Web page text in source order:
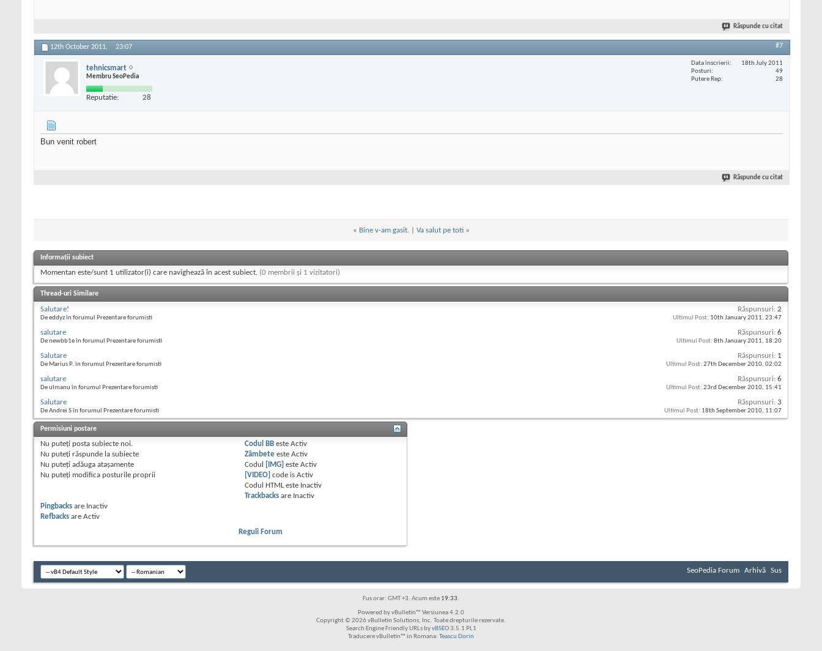
Răspunde cu citat
12th October 2011, 23:07 #7
tehnicsmart
Membru SeoPedia
Reputatie: 28
Data înscrierii
18th July 2011
Posturi
49
Putere Rep
28
Bun venit robert
Răspunde cu citat
« Bine v-am gasit.| Va salut pe toti »
Informații subiect
Momentan este/sunt 1 utilizator(i) care navighează în acest subiect. (0 membrii și 1 vizitatori)
Thread-uri Similare
Salutare!
De eddyz în forumul Prezentare forumisti
Răspunsuri: 2
Ultimul Post: 10th January 2011, 23:47
salutare
De newbb1e în forumul Prezentare forumisti
Răspunsuri: 6
Ultimul Post: 8th January 2011, 18:20
Salutare
De Marius P. în forumul Prezentare forumisti
Răspunsuri: 1
Ultimul Post: 27th December 2010, 02:02
salutare
De ulmanu în forumul Prezentare forumisti
Răspunsuri: 6
Ultimul Post: 23rd December 2010, 15:41
Salutare
De Andrei S în forumul Prezentare forumisti
Răspunsuri: 3
Ultimul Post: 18th September 2010, 11:07
Permisiuni postare
Nu puteţi posta subiecte noi.
Nu puteţi răspunde la subiecte
Nu puteţi adăuga ataşamente
Nu puteţi modifica posturile proprii
Codul BB esteActiv
Zâmbete esteActiv
Codul
[IMG] esteActiv
[VIDEO] code isActiv
Codul HTML este Inactiv
Trackbacks are Inactiv
Pingbacks are Inactiv
Refbacks are Activ
Reguli Forum
SeoPedia Forum Arhivă Sus
Fus orar: GMT +3. Acum este 19:33.
Powered by vBulletin™ Versiunea 4.2.0
Copyright © 2026 vBulletin Solutions, Inc. Toate drepturile rezervate.
Search Engine Friendly URLs byvBSEO3.5.1 PL1
Traducere vBulletin™ in Romana: Teascu Dorin